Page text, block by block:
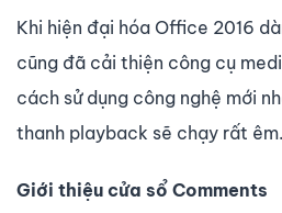
Khi hiện đại hóa Office 2016
cũng đã cải thiện công cụ
cách sử dụng công nghệ mới
thanh playback sẽ chạy rất êm.
Giới thiệu cửa sổ Comments